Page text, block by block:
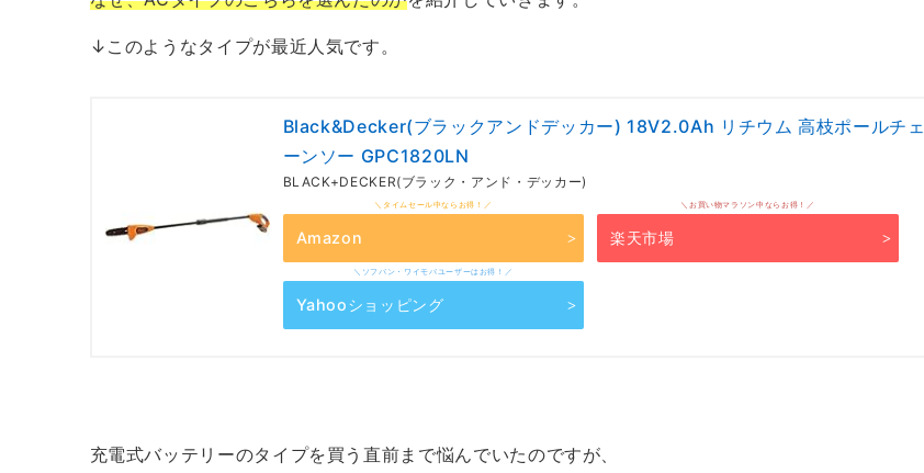
↓このようなタイプが最近人気です。
Black&Decker(ブラックアンドデッカー) 18V2.0Ah リチウム 高枝ポールチェ
ーンソー GPC1820LN
BLACK+DECKER(ブラック・アンド・デッカー)
Amazon 楽天市場
Yahooショッピング
充電式バッテリーのタイプを買う直前まで悩んでいたのですが、